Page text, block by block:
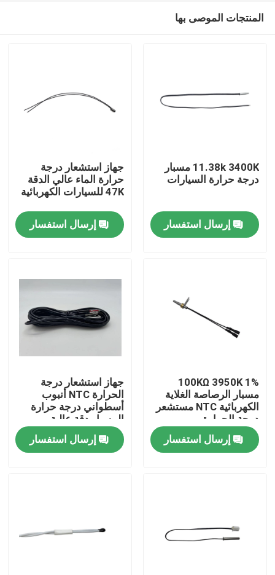
مسكن
عرض الواقع الافتراضي
معلومات عنا
مراقبة الجودة
اتصل بنا
مستشعر درجة حرارة السطح
المنتجات الموصى بها
11.38k 3400K مسبار
درجة حرارة السيارات
إرسال استفسار
جهاز استشعار درجة
حرارة الماء عالي الدقة
47K للسيارات الكهربائية
إرسال استفسار
100KΩ 3950K 1%
مسبار الرصاصة الغلاية
الكهربائية NTC مستشعر
درجة الحرارة
إرسال استفسار
جهاز استشعار درجة
الحرارة NTC أنبوب
أسطواني درجة حرارة
المسبار دقة عالية
إرسال استفسار